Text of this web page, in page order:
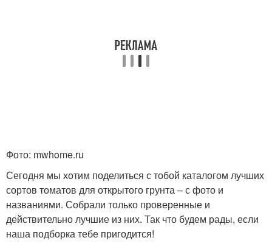
Фото: mwhome.ru
Сегодня мы хотим поделиться с тобой каталогом лучших
сортов томатов для открытого грунта – с фото и
названиями. Собрали только проверенные и
действительно лучшие из них. Так что будем рады, если
наша подборка тебе пригодится!